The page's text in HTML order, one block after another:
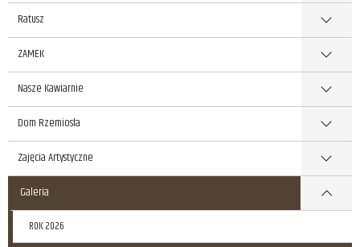
Ratusz
ZAMEK
Nasze Kawiarnie
Dom Rzemiosła
Zajęcia Artystyczne
Galeria
ROK 2026